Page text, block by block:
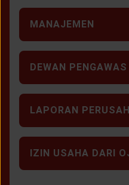
MANAJEMEN
DEWAN
LAPORAN
IZIN USAHA DARI